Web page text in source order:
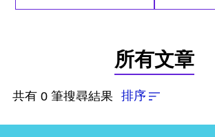
所有文章
共有 0 筆搜尋結果 排序